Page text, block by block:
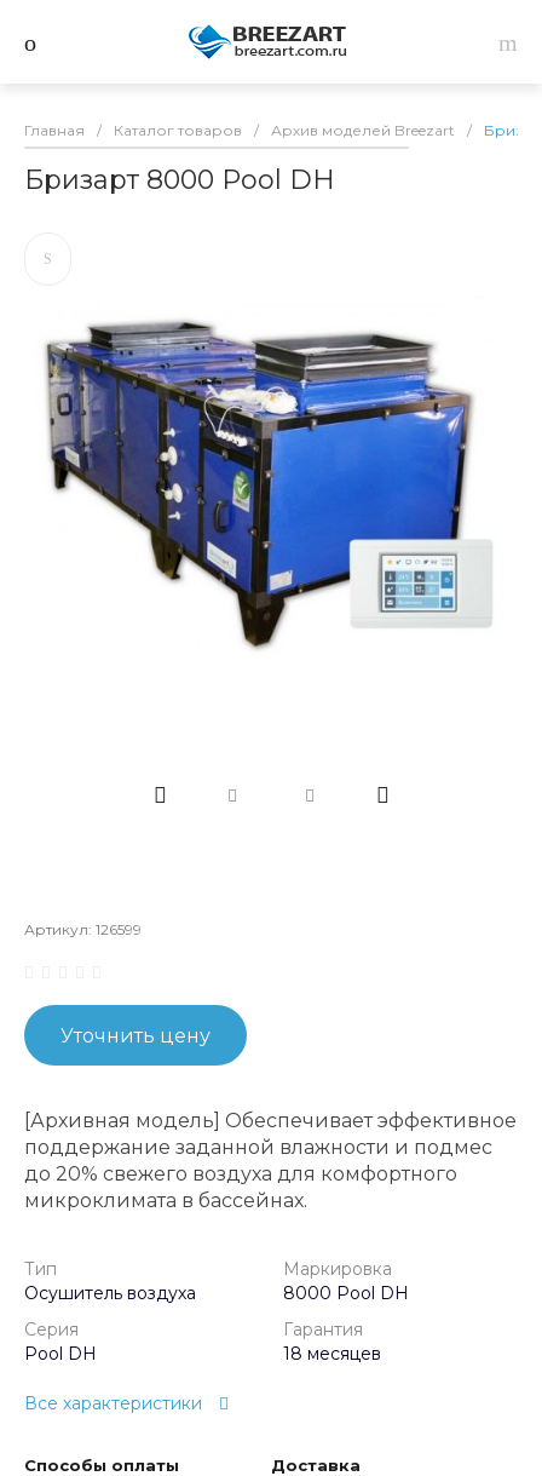
Главная / Каталог товаров / Архив моделей Breezart /
Бризарт 8000 Pool DH
Артикул: 126599
Уточнить цену
[Архивная модель] Обеспечивает эффективное
поддержание заданной влажности и подмес
до 20% свежего воздуха для комфортного
микроклимата в бассейнах.
Тип
Осушитель воздуха
Маркировка
8000 Pool DH
Серия
Pool DH
Гарантия
18 месяцев
Все характеристики
Способы оплаты Доставка